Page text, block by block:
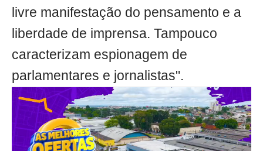
livre manifestação do pensamento e a
liberdade de imprensa. Tampouco
caracterizam espionagem de
parlamentares e jornalistas".